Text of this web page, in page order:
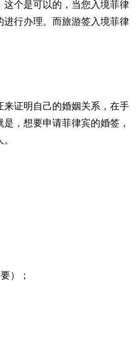
个是可以的，当您入境菲律
行办理。而旅游签入境菲律
证明自己的婚姻关系，在手
，想要申请菲律宾的婚签，
）；